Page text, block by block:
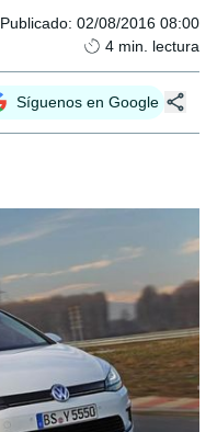
Publicado: 02/08/2016 08:00
4 min. lectura
Síguenos en Google